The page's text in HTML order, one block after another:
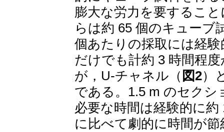
膨大な労力を要するこ
らは約 65 個のキューブ
個あたりの採取には経
だけでも計約 3 時間程
が，U-チャネル（ 図2）
である。1.5 m のセク
必要な時間は経験的に
に比べて劇的に時間が